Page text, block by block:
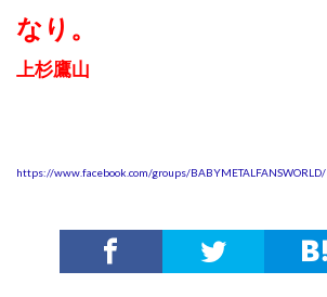
なり。
上杉鷹山
https://www.facebook.com/groups/BABYMETALFANSWORLD/